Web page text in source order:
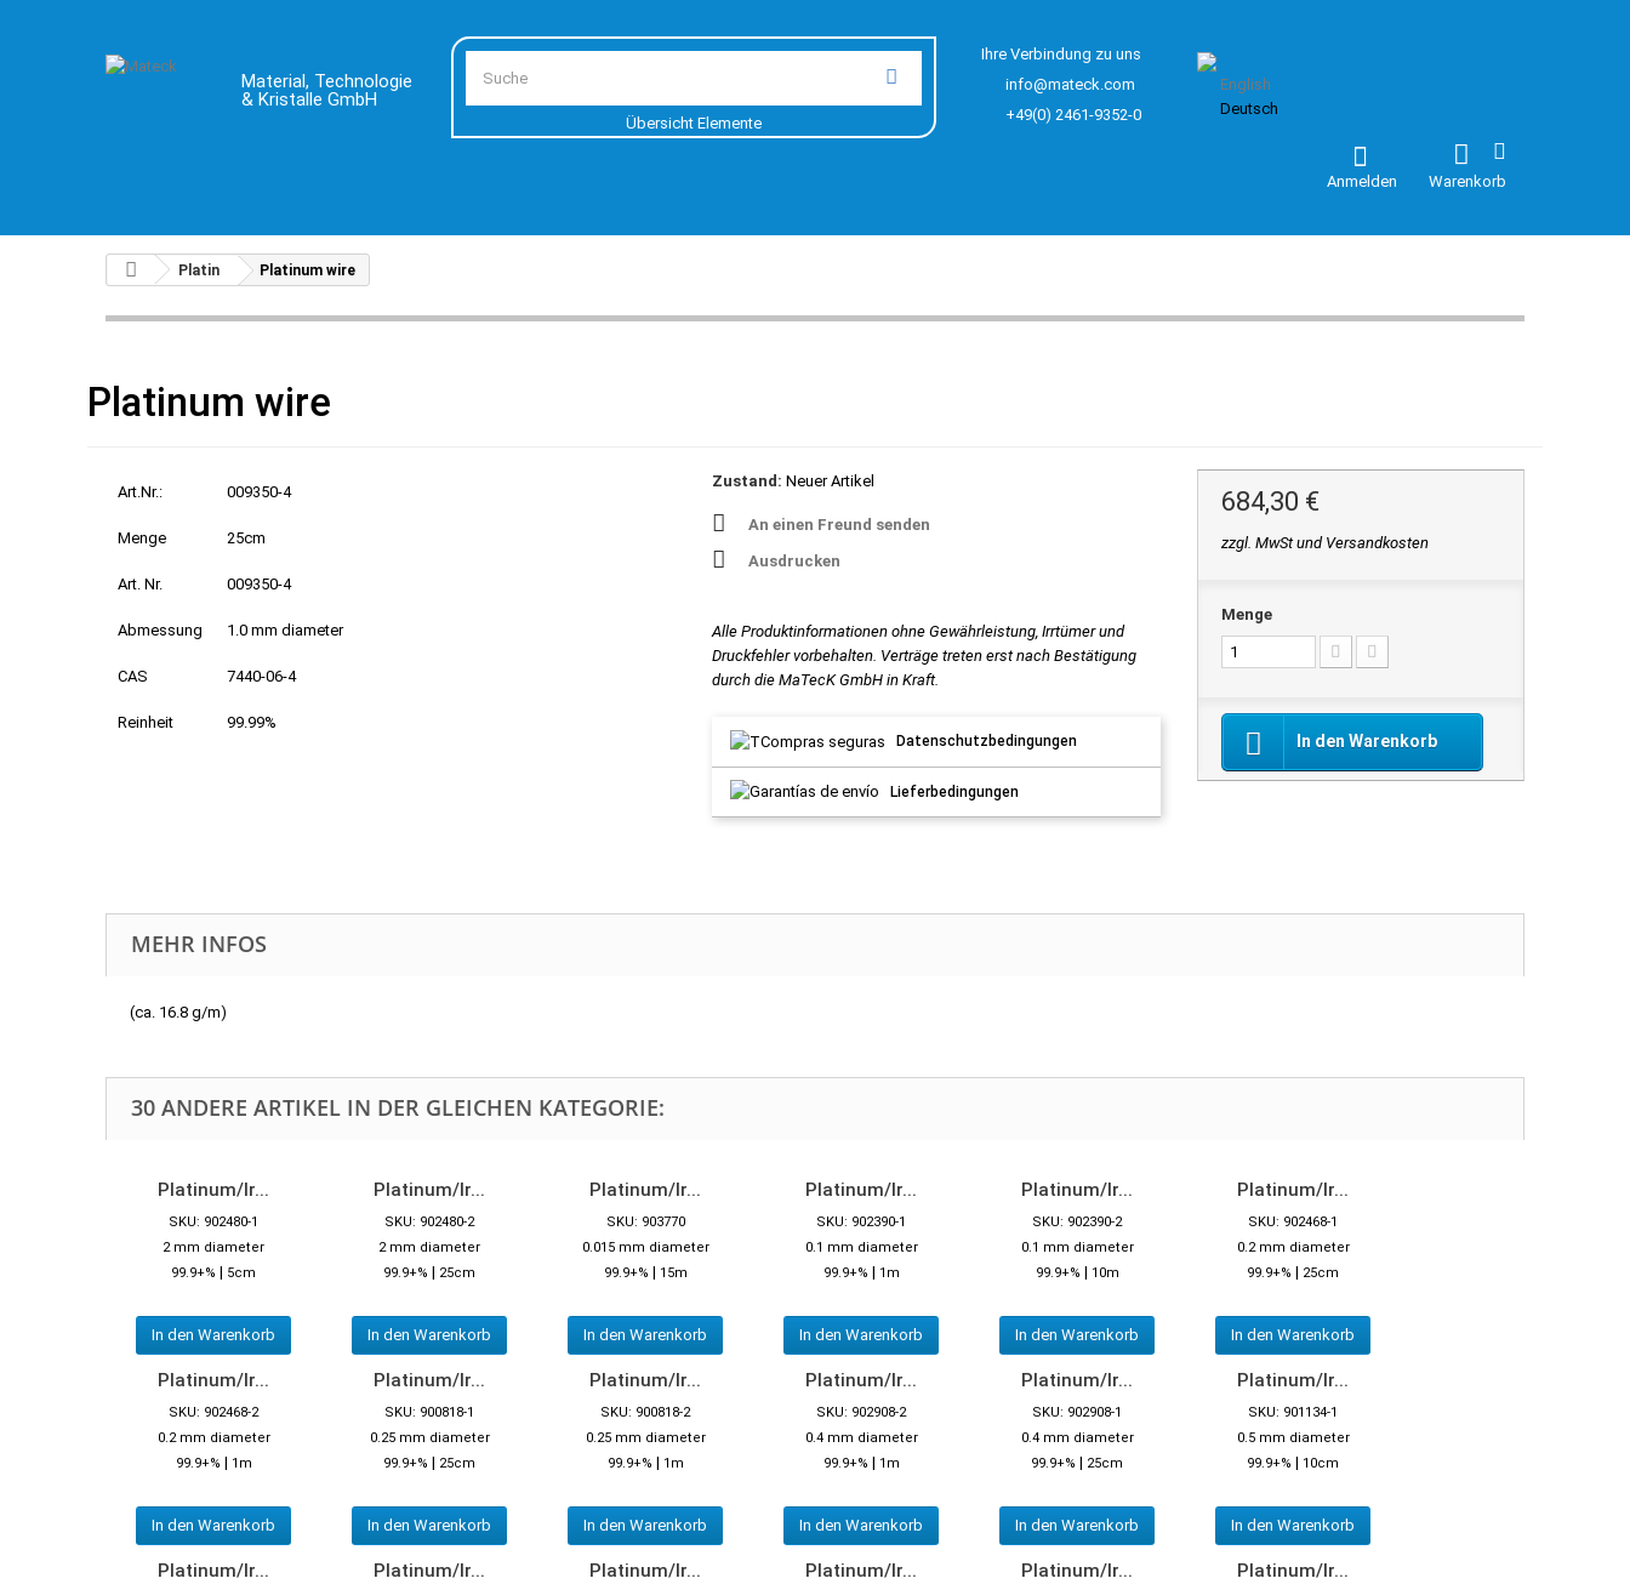
Material, Technologie
& Kristalle GmbH
Übersicht Elemente
Ihre Verbindung zu uns
info@mateck.com
+49(0) 2461-9352-0
English
Deutsch
Warenkorb
Anmelden
Platin Platinum wire
Platinum wire
Art.Nr.: 009350-4
Menge 25cm
Art. Nr. 009350-4
Abmessung 1.0 mm diameter
CAS 7440-06-4
Reinheit 99.99%
Zustand: Neuer Artikel
An einen Freund senden
Ausdrucken
Alle Produktinformationen ohne Gewährleistung, Irrtümer und
Druckfehler vorbehalten. Verträge treten erst nach Bestätigung
durch die MaTecK GmbH in Kraft.
Datenschutzbedingungen
Lieferbedingungen
684,30 €
zzgl. MwSt und Versandkosten
Menge
In den Warenkorb
MEHR INFOS
(ca. 16.8 g/m)
30 ANDERE ARTIKEL IN DER GLEICHEN KATEGORIE:
Platinum/Ir...
SKU: 902480-1
2 mm diameter
99.9+% | 5cm
In den Warenkorb
Platinum/Ir...
SKU: 902480-2
2 mm diameter
99.9+% | 25cm
In den Warenkorb
Platinum/Ir...
SKU: 903770
0.015 mm diameter
99.9+% | 15m
In den Warenkorb
Platinum/Ir...
SKU: 902390-1
0.1 mm diameter
99.9+% | 1m
In den Warenkorb
Platinum/Ir...
SKU: 902390-2
0.1 mm diameter
99.9+% | 10m
In den Warenkorb
Platinum/Ir...
SKU: 902468-1
0.2 mm diameter
99.9+% | 25cm
In den Warenkorb
Platinum/Ir...
SKU: 902468-2
0.2 mm diameter
99.9+% | 1m
In den Warenkorb
Platinum/Ir...
SKU: 900818-1
0.25 mm diameter
99.9+% | 25cm
In den Warenkorb
Platinum/Ir...
SKU: 900818-2
0.25 mm diameter
99.9+% | 1m
In den Warenkorb
Platinum/Ir...
SKU: 902908-2
0.4 mm diameter
99.9+% | 1m
In den Warenkorb
Platinum/Ir...
SKU: 902908-1
0.4 mm diameter
99.9+% | 25cm
In den Warenkorb
Platinum/Ir...
SKU: 901134-1
0.5 mm diameter
99.9+% | 10cm
In den Warenkorb
Platinum/Ir... Platinum/Ir... Platinum/Ir... Platinum/Ir... Platinum/Ir... Platinum/Ir...